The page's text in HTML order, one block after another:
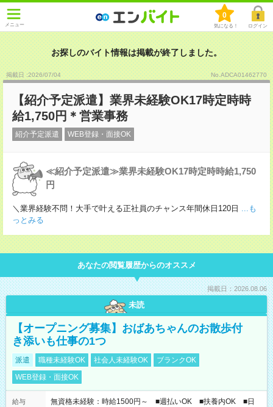
メニュー
0
気になる！ ログイン
お探しのバイト情報は掲載が終了しました。
掲載日 :2026/07/04 No.ADCA01462770
【紹介予定派遣】業界未経験OK17時定時時
給1,750円＊営業事務
紹介予定派遣 WEB登録・面接OK
≪紹介予定派遣≫業界未経験OK17時定時時給1,750
円
＼業界経験不問！大手で叶える正社員のチャンス年間休日120日 ...も
っとみる
あなたの閲覧履歴からのオススメ
掲載日：2026.08.06
未読
【オープニング募集】おばあちゃんのお散歩付
き添いも仕事の1つ
派遣 職種未経験OK 社会人未経験OK
ブランクOK
WEB登録・面接OK
給与
無資格未経験：時給1500円～ ■週払いOK ■扶養内OK ■日